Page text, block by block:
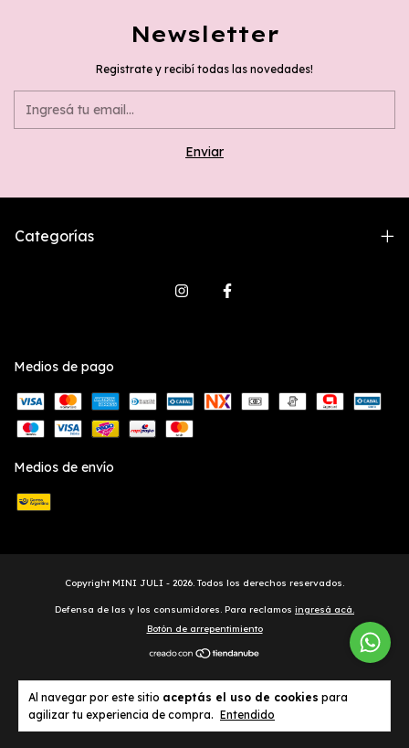
Al navegar por este sitio aceptás el uso de cookies para
agilizar tu experiencia de compra. Entendido
Newsletter
Registrate y recibí todas las novedades!
Categorías
Medios de pago
Medios de envío
Copyright MINI JULI - 2026. Todos los derechos reservados.
Defensa de las y los consumidores. Para reclamos ingresá acá.
Botón de arrepentimiento